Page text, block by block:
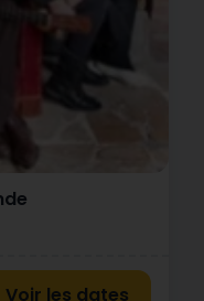
Voir les dates